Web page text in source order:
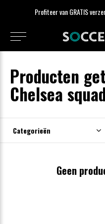
Profiteer van GRATIS
Producten
Chelsea
Categorieën
Geen